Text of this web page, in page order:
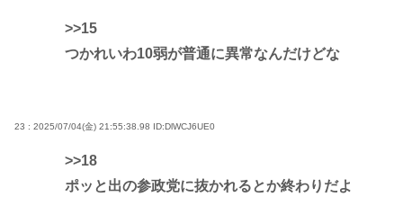
>>15
つかれいわ10弱が普通に異常なんだけどな
23 : 2025/07/04(金) 21:55:38.98 ID:DlWCJ6UE0
>>18
ポッと出の参政党に抜かれるとか終わりだよ